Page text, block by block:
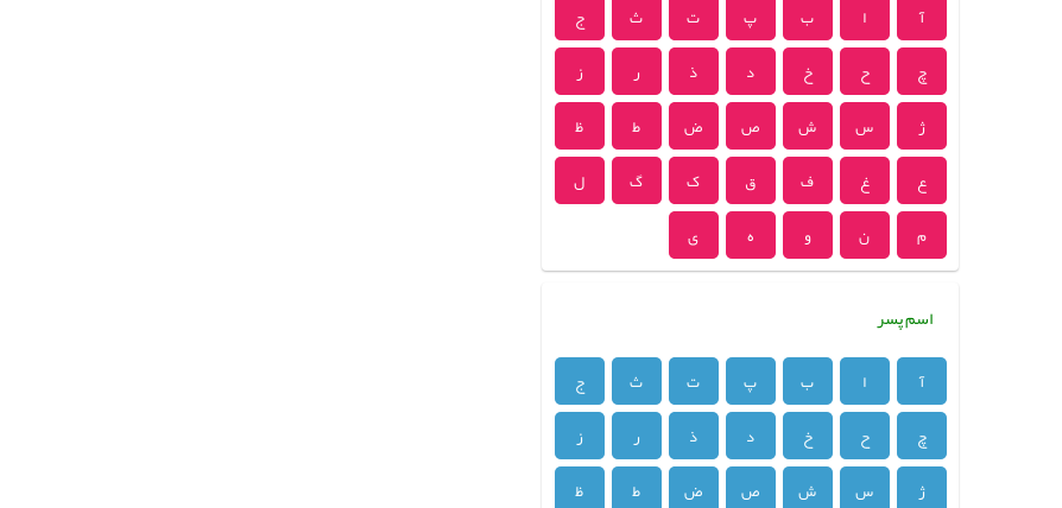
آ ا ب پ ت ث
ج
چ
ح خ د ذ ر
ز
ژ
س ش ص ض ط
ظ
ع
غ ف ق ک گ
ل
م
ن و ه ی
اسم پسر
آ ا ب پ ت ث
ج
چ
ح خ د ذ ر
ز
ژ
س ش ص ض ط
ظ